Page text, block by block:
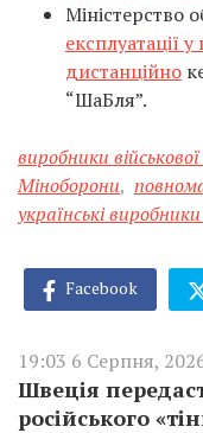
Міністерство
експлуатації
дистанційно
“ШаБля”.
виробники
Міноборони,
українські
Facebook
19:03 6 Серпня,
Швеція
російського